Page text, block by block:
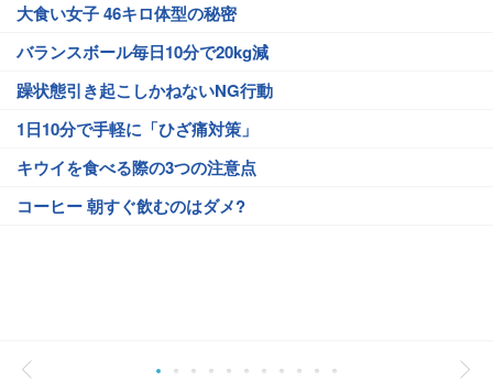
大食い女子 46キロ体型の秘密
バランスボール毎日10分で20kg減
躁状態引き起こしかねないNG行動
1日10分で手軽に「ひざ痛対策」
キウイを食べる際の3つの注意点
コーヒー 朝すぐ飲むのはダメ?